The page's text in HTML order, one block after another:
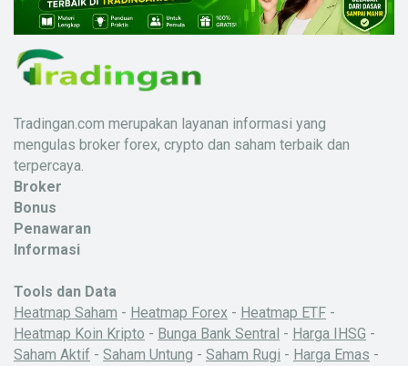
Tradingan.com merupakan layanan informasi yang
mengulas broker forex, crypto dan saham terbaik dan
terpercaya.
Broker
Bonus
Penawaran
Informasi
Tools dan Data
Heatmap Saham - Heatmap Forex - Heatmap ETF -
Heatmap Koin Kripto - Bunga Bank Sentral - Harga IHSG -
Saham Aktif - Saham Untung - Saham Rugi - Harga Emas -